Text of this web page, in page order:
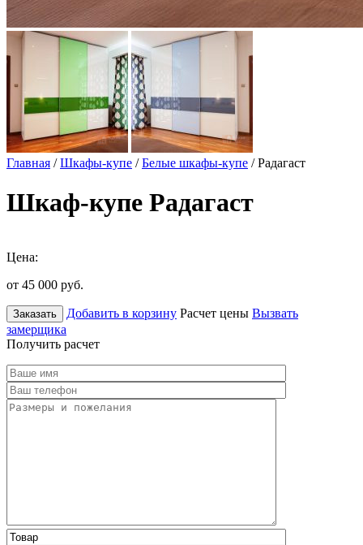
Главная /Шкафы-купе /Белые шкафы-купе / Радагаст
Шкаф-купе Радагаст
Цена:
от 45 000 руб.
Заказать Добавить в корзину Расчет цены Вызвать
замерщика
Получить расчет